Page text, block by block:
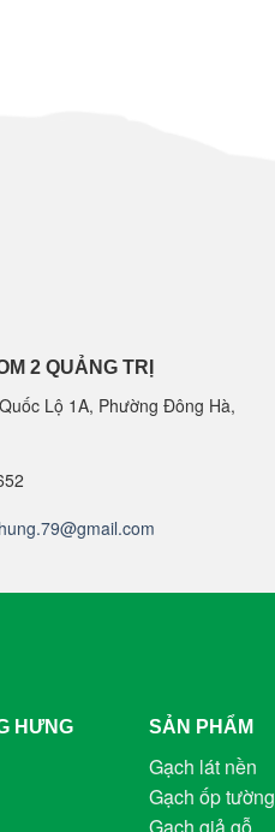
2 QUẢNG TRỊ
Lộ 1A, Phường Đông Hà,
HƯNG SẢN PHẨM
Gạch lát nền
Gạch ốp tường